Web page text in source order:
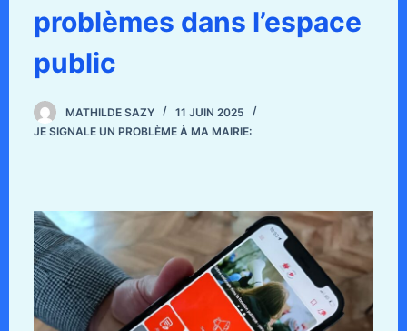
problèmes dans l’espace
public
MATHILDE SAZY
11 JUIN 2025
JE SIGNALE UN PROBLÈME À MA MAIRIE: